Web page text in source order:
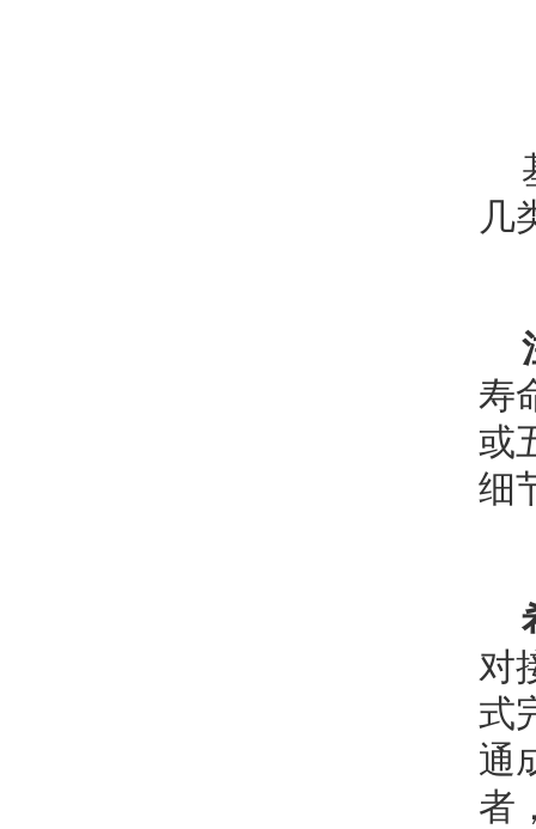
几
寿
或
细
对
式
通
者